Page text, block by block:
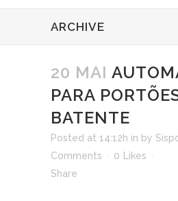
ARCHIVE
20 MAI
PARA
BATENTE
Posted at 14:12h in by
Comments
0
Likes
Share